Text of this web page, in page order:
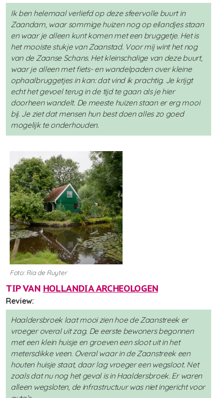
Ik ben helemaal verliefd op deze sfeervolle buurt in
Zaandam, waar sommige huizen nog op eilandjes staan
en waar je alleen kunt komen met een bruggetje. Het is
het mooiste stukje van Zaanstad. Voor mij wint het nog
van de Zaanse Schans. Het kleinschalige van deze buurt,
waar je alleen met fiets- en wandelpaden over kleine
ophaalbruggetjes in kan: dat vind ik prachtig. Je krijgt
echt het gevoel terug in de tijd te gaan als je hier
doorheen wandelt. De meeste huizen staan er erg mooi
bij. Je ziet dat mensen hun best doen alles zo goed
mogelijk te onderhouden.
Foto: Ria de Ruyter
TIP VAN HOLLANDIA ARCHEOLOGEN
Review:
Haaldersbroek laat mooi zien hoe de Zaanstreek er
vroeger overal uit zag. De eerste bewoners begonnen
met een klein huisje en groeven een sloot uit in het
metersdikke veen. Overal waar in de Zaanstreek een
houten huisje staat, daar lag vroeger een wegsloot. Net
zoals dat nu nog het geval is in Haaldersbroek. Er waren
alleen wegsloten, de infrastructuur was niet ingericht voor